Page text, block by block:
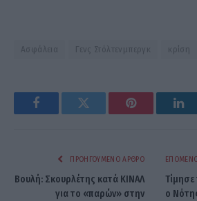
Ασφάλεια Γενς Στόλτενμπεργκ κρίση
FacebookTwitter Pinterest
ΠΡΟΗΓΟΎΜΕΝΟ ΆΡΘΡΟ
Βουλή: Σκουρλέτης κατά ΚΙΝΑΛ
για το «παρών» στην
ο